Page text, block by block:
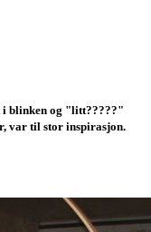
i blinken og "litt?????"
var til stor inspirasjon.